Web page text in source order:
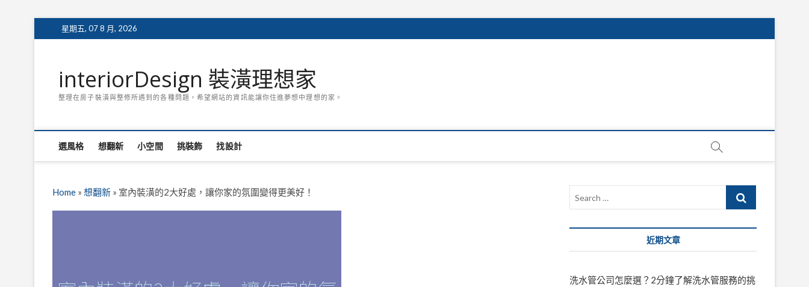
to
星期五, 07 8 月, 2026
interiorDesign 裝潢理想家
整理在房子裝潢與整修所遇到的各種問題，希望網站的資訊能讓你住進夢想中理想的家。
選風格 想翻新 小空間 挑裝飾 找設計
Home » 想翻新 » 室內裝潢的2大好處，讓你家的氛圍變得更美好！
Search
近期文章
洗水管公司怎麼選？2分鐘了解洗水管服務的挑